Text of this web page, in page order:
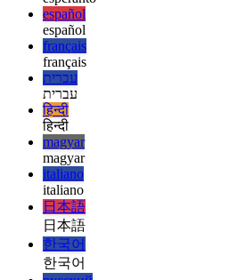
english
english
esperanto
esperanto
español
español
français
français
עברית
עברית
हिन्दी
हिन्दी
magyar
magyar
italiano
italiano
日本語